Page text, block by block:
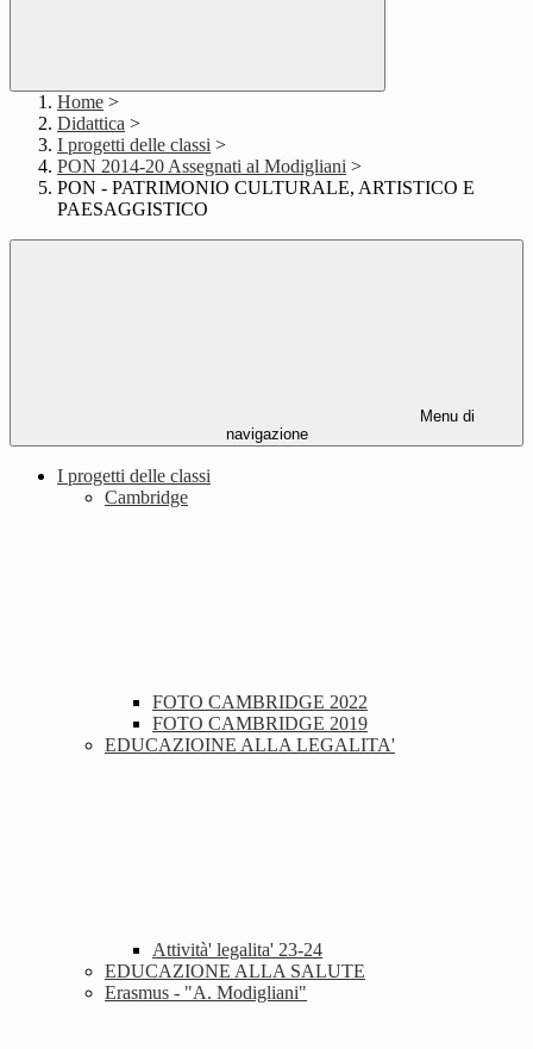
Home >
Didattica >
I progetti delle classi >
PON 2014-20 Assegnati al Modigliani >
PON - PATRIMONIO CULTURALE, ARTISTICO E
PAESAGGISTICO
Menu di
navigazione
I progetti delle classi
Cambridge
FOTO CAMBRIDGE 2022
FOTO CAMBRIDGE 2019
EDUCAZIOINE ALLA LEGALITA'
Attività' legalita' 23-24
EDUCAZIONE ALLA SALUTE
Erasmus - "A. Modigliani"